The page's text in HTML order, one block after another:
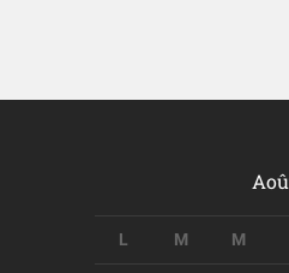
L M M